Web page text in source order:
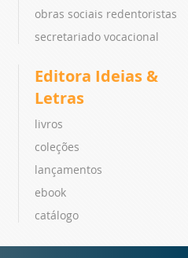
obras sociais redentoristas
secretariado vocacional
Editora Ideias &
Letras
livros
coleções
lançamentos
ebook
catálogo